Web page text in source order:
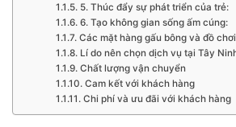
5. Thúc đẩy sự phát triển của trẻ:
6. Tạo không gian sống ấm cúng:
Các mặt hàng gấu bông và đồ
Lí do nên chọn dịch vụ tại Tây
Chất lượng vận chuyển
Cam kết với khách hàng
Chi phí và ưu đãi với khách hàng